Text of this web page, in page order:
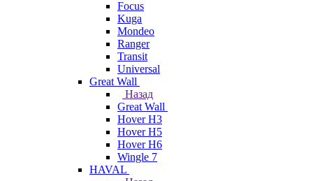
Focus
Kuga
Mondeo
Ranger
Transit
Universal
Great Wall
Назад
Great Wall
Hover H3
Hover H5
Hover H6
Wingle 7
HAVAL